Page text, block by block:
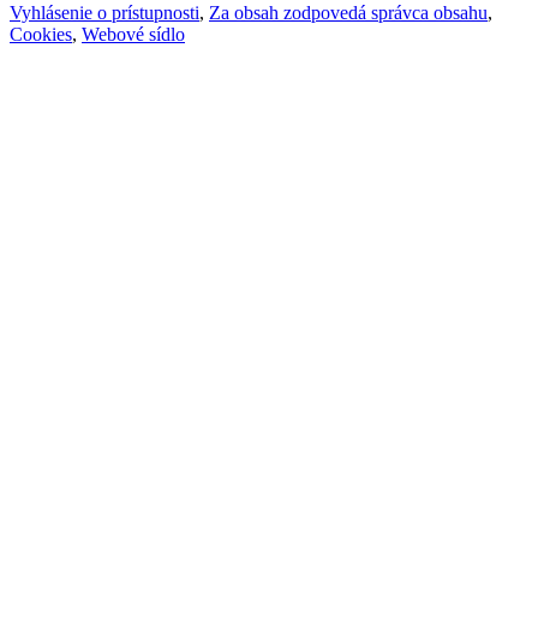
Vyhlásenie o prístupnosti, Za obsah zodpovedá správca obsahu,
Cookies, Webové sídlo